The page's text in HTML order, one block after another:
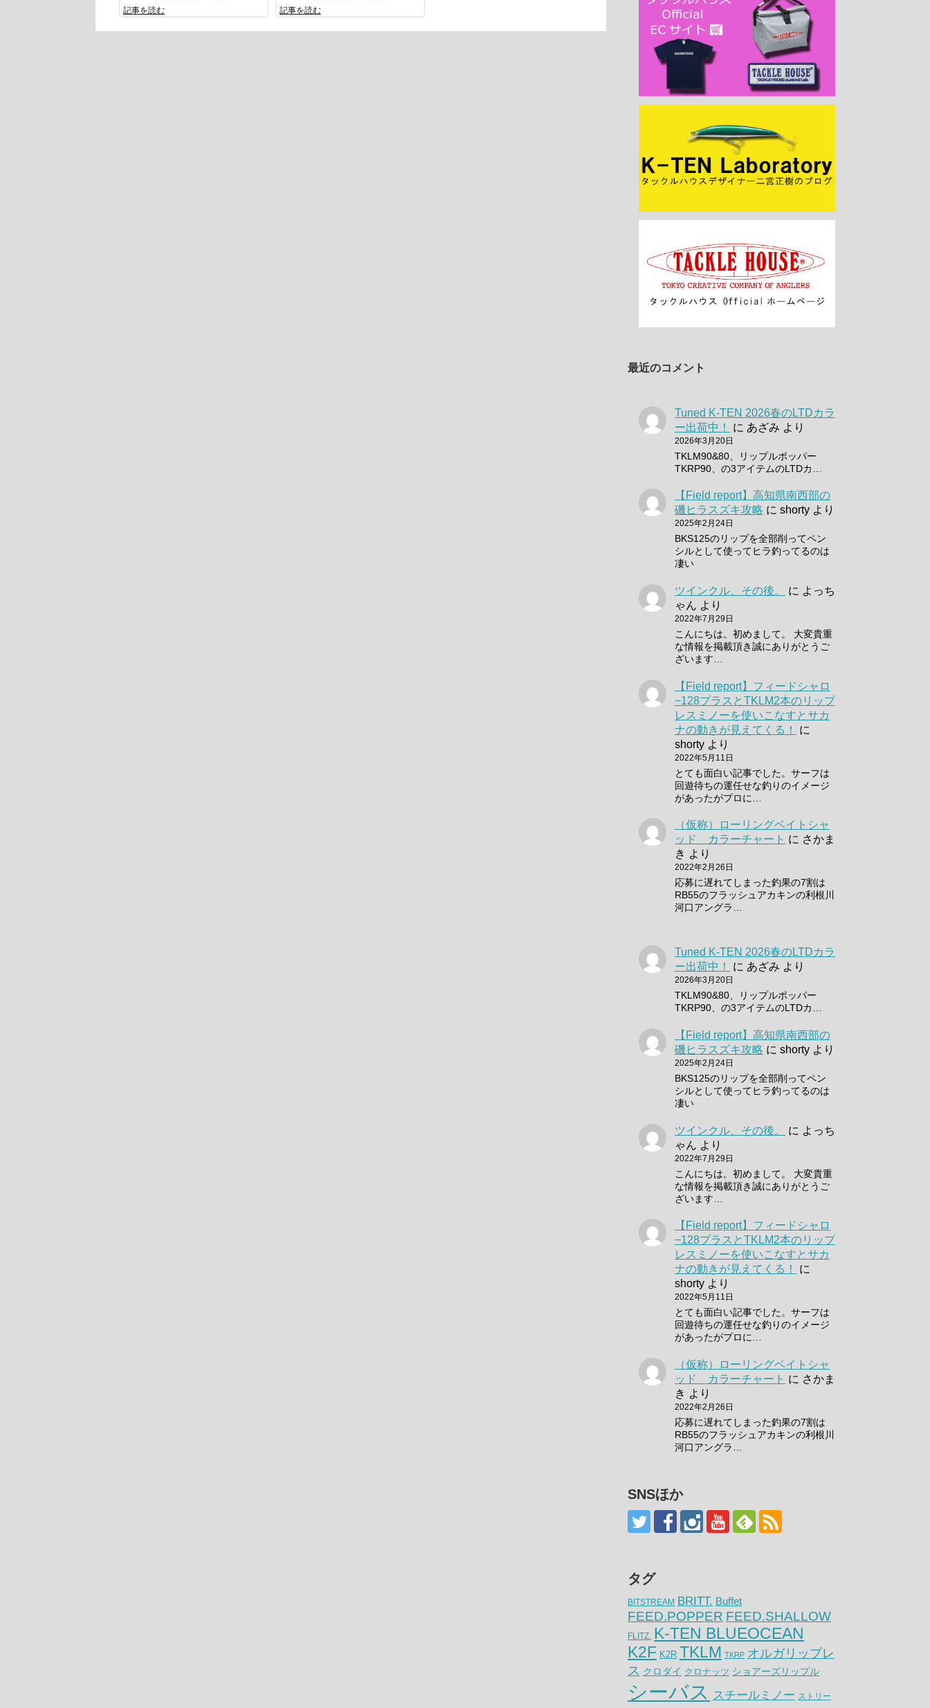
記事を読む 記事を読む
最近のコメント
Tuned K-TEN 2026春のLTDカラ
ー出荷中！
に あざみ より
2026年3月20日
TKLM90&80、リップルポッパー
TKRP90、の3アイテムのLTDカ…
【Field report】高知県南西部の
磯ヒラスズキ攻略 に shorty より
2025年2月24日
BKS125のリップを全部削ってペン
シルとして使ってヒラ釣ってるのは
凄い
ツインクル、その後。 に よっち
ゃん より
2022年7月29日
こんにちは。初めまして。 大変貴重
な情報を掲載頂き誠にありがとうご
ざいます…
【Field report】フィードシャロ
−128プラスとTKLM2本のリップ
レスミノーを使いこなすとサカ
ナの動きが見えてくる！
に
shorty より
2022年5月11日
とても面白い記事でした。サーフは
回遊待ちの運任せな釣りのイメージ
があったがプロに…
（仮称）ローリングベイトシャ
ッド カラーチャート に さかま
き より
2022年2月26日
応募に遅れてしまった釣果の7割は
RB55のフラッシュアカキンの利根川
河口アングラ…
Tuned K-TEN 2026春のLTDカラ
ー出荷中！
に あざみ より
2026年3月20日
TKLM90&80、リップルポッパー
TKRP90、の3アイテムのLTDカ…
【Field report】高知県南西部の
磯ヒラスズキ攻略 に shorty より
2025年2月24日
BKS125のリップを全部削ってペン
シルとして使ってヒラ釣ってるのは
凄い
ツインクル、その後。 に よっち
ゃん より
2022年7月29日
こんにちは。初めまして。 大変貴重
な情報を掲載頂き誠にありがとうご
ざいます…
【Field report】フィードシャロ
−128プラスとTKLM2本のリップ
レスミノーを使いこなすとサカ
ナの動きが見えてくる！
に
shorty より
2022年5月11日
とても面白い記事でした。サーフは
回遊待ちの運任せな釣りのイメージ
があったがプロに…
（仮称）ローリングベイトシャ
ッド カラーチャート に さかま
き より
2022年2月26日
応募に遅れてしまった釣果の7割は
RB55のフラッシュアカキンの利根川
河口アングラ…
SNSほか
タグ
BITSTREAM BRITT. Buffet
FEED.POPPER FEED.SHALLOW
FLITZ. K-TEN BLUEOCEAN
K2F K2R TKLM TKRP オルガリップレ
ス クロダイ クロナッツ ショアーズリップル
シーバス スチールミノー ストリー